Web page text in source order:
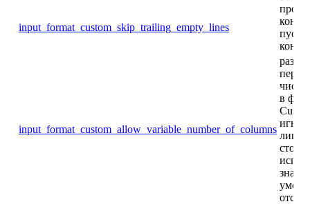
input_format_custom_skip_trailing_empty_lines
конце
input_format_custom_allow_variable_number_of_columns
число
в